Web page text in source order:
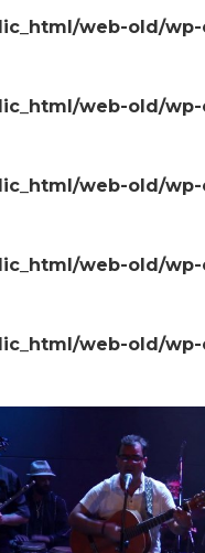
web-old/
web-old/
web-old/
web-old/
web-old/